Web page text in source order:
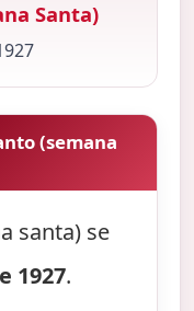
Santa)
(semana
santa) se
1927.